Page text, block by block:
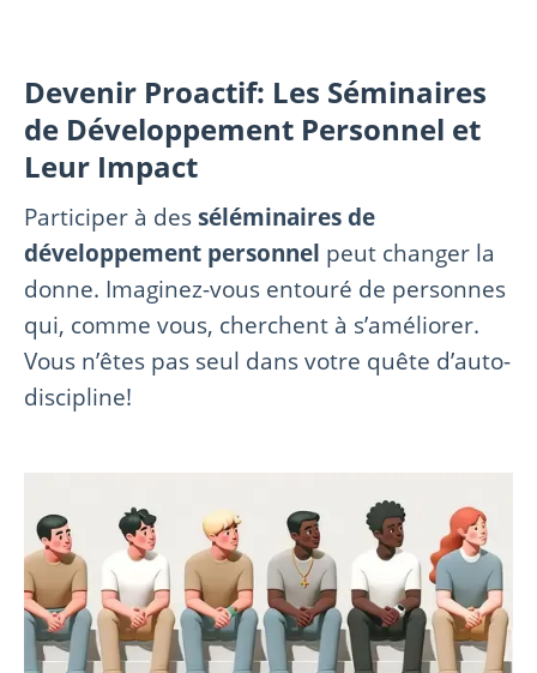
Devenir Proactif: Les Séminaires
de Développement Personnel et
Leur Impact
Participer à desséléminaires de
développement personnel peut changer la
donne. Imaginez-vous entouré de personnes
qui, comme vous, cherchent à s’améliorer.
Vous n’êtes pas seul dans votre quête d’auto-
discipline!